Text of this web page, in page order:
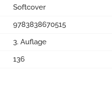
Softcover
9783838670515
3. Auflage
136